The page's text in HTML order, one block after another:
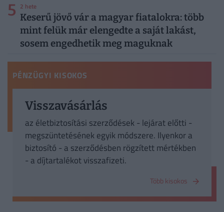
5 2 hete
Keserű jövő vár a magyar fiatalokra: több
mint felük már elengedte a saját lakást,
sosem engedhetik meg maguknak
PÉNZÜGYI KISOKOS
Visszavásárlás
az életbiztosítási szerződések - lejárat előtti -
megszüntetésének egyik módszere. Ilyenkor a
biztosító - a szerződésben rögzített mértékben
- a díjtartalékot visszafizeti.
Több kisokos